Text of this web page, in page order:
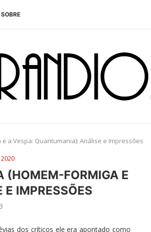
SOBRE
a Vespa: Quantumania): Análise e Impressões
(HOMEM-FORMIGA E
IMPRESSÕES
dos críticos ele era apontado como